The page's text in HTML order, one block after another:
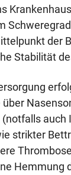
der
Stabilität
auch
strikter
Hemmung